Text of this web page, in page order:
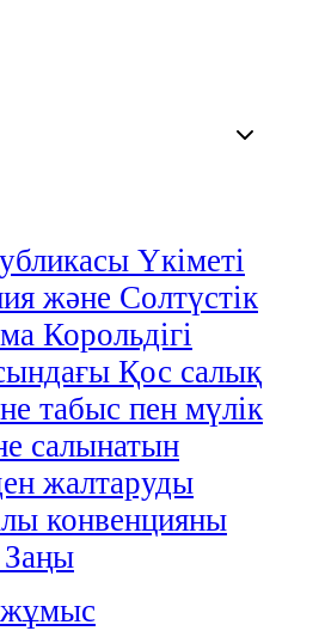
Үкiметi
және Солтүстiк
Корольдiгi
Қос салық
табыс пен мүлiк
салынатын
жалтаруды
конвенцияны